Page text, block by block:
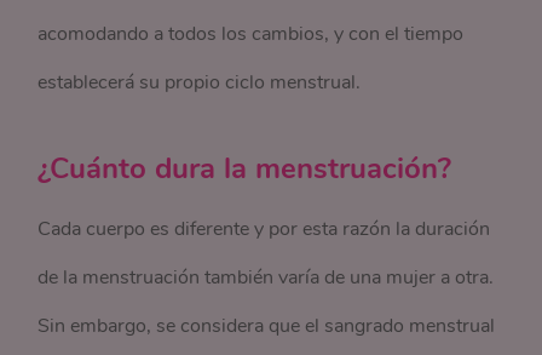
acomodando a todos los cambios, y con el tiempo
establecerá su propio ciclo menstrual.
¿Cuánto dura la menstruación?
Cada cuerpo es diferente y por esta razón la duración
de la menstruación también varía de una mujer a otra.
Sin embargo, se considera que el sangrado menstrual